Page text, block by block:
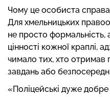
Чому це особиста
Для хмельницьких
не просто формальність,
цінності кожної краплі,
чимало тих, хто отримав
завдань або
«Поліцейські дуже